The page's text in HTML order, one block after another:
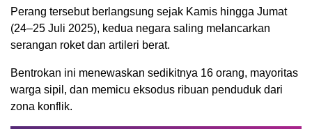
Perang tersebut berlangsung sejak Kamis hingga Jumat
(24–25 Juli 2025), kedua negara saling melancarkan
serangan roket dan artileri berat.
Bentrokan ini menewaskan sedikitnya 16 orang, mayoritas
warga sipil, dan memicu eksodus ribuan penduduk dari
zona konflik.